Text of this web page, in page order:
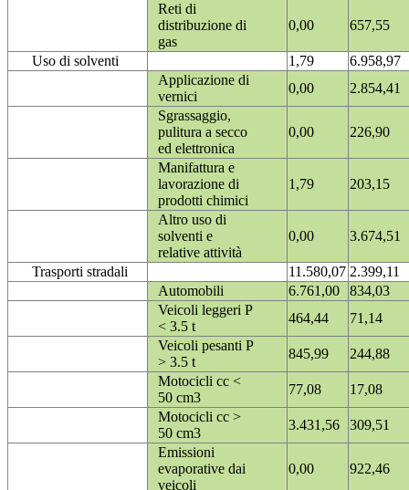
Reti di
distribuzione di
gas
0,00 657,55
Uso di solventi 1,79
6.958,97
Applicazione di
vernici
0,00
2.854,41
Sgrassaggio,
pulitura a secco
ed elettronica
0,00 226,90
Manifattura e
lavorazione di
prodotti chimici
1,79 203,15
Altro uso di
solventi e
relative attività
0,00 3.674,51
Trasporti stradali 11.580,07 2.399,11
Automobili
6.761,00
834,03
Veicoli leggeri P
< 3.5 t
464,44
71,14
Veicoli pesanti P
> 3.5 t
845,99
244,88
Motocicli cc <
50 cm3
77,08
17,08
Motocicli cc >
50 cm3
3.431,56
309,51
Emissioni
evaporative dai
veicoli
0,00 922,46